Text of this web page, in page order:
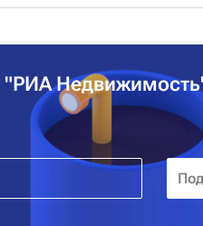
"РИА